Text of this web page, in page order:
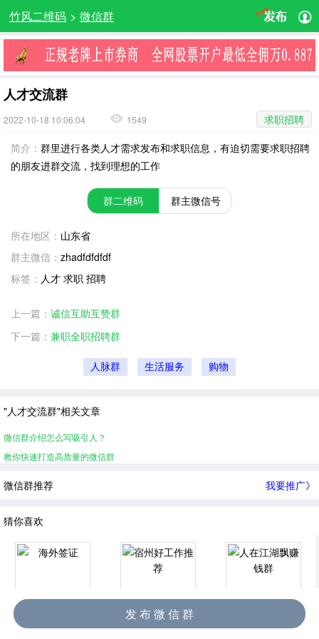
竹风二维码 > 微信群
人才交流群
2022-10-18 10:06:04 1549
求职招聘
简介： 群里进行各类人才需求发布和求职信息，有迫切需要求职招聘
的朋友进群交流，找到理想的工作
群二维码 群主微信号
所在地区： 山东省
群主微信： zhadfdfdfdf
标签： 人才 求职 招聘
上一篇： 诚信互助互赞群
下一篇： 兼职全职招聘群
人脉群 生活服务 购物
"人才交流群"相关文章
微信群介绍怎么写吸引人？
教你快速打造高质量的微信群
微信群推荐 我要推广》
猜你喜欢
海外签证 宿州好工作推荐 人在江湖飘赚钱群
发 布 微 信 群